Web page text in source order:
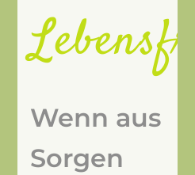
Wenn aus
Sorgen